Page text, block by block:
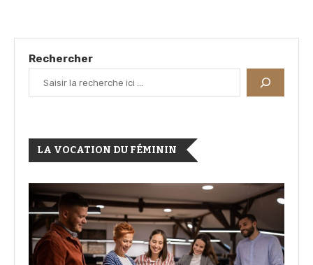
Rechercher
LA VOCATION DU FÉMININ